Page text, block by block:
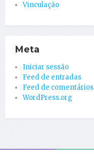
Vinculação
Meta
Iniciar sessão
Feed de entradas
Feed de comentários
WordPress.org